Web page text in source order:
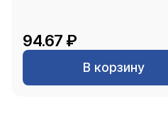
94.67 ₽
В корзину